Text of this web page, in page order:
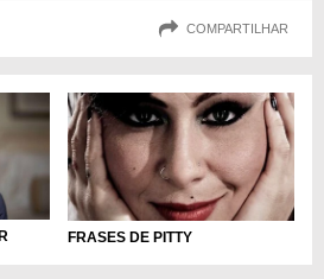
COMPARTILHAR
FRASES DE PITTY